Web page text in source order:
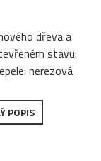
dřeva a
stavu:
nerezová
POPIS